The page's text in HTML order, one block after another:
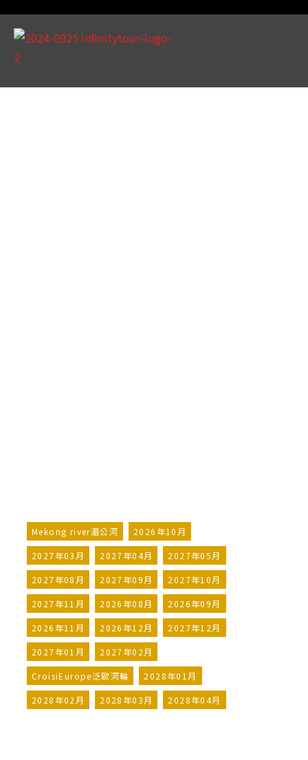
Mekong river湄公河 2026年10月
2027年03月 2027年04月 2027年05月
2027年08月 2027年09月 2027年10月
2027年11月 2026年08月 2026年09月
2026年11月 2026年12月 2027年12月
2027年01月 2027年02月
CroisiEurope泛歐河輪 2028年01月
2028年02月 2028年03月 2028年04月